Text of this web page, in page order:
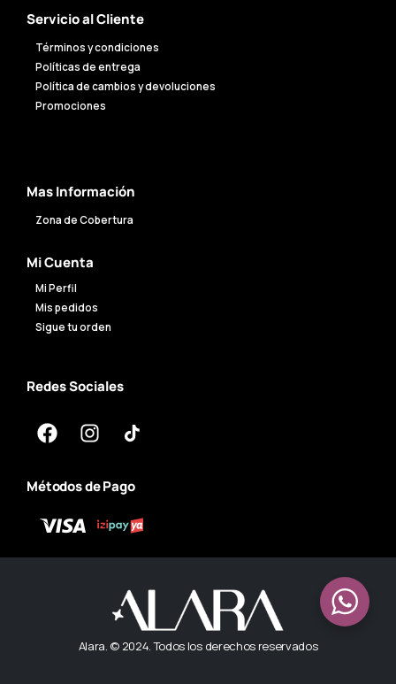
Servicio al Cliente
Términos y condiciones
Políticas de entrega
Política de cambios y devoluciones
Promociones
Mas Información
Zona de Cobertura
Mi Cuenta
Mi Perfil
Mis pedidos
Sigue tu orden
Redes Sociales
Métodos de Pago
Alara. © 2024. Todos los derechos reservados